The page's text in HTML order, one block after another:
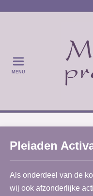
MENU
Pleiaden
Als onderdeel van de
wij ook afzonderlijke